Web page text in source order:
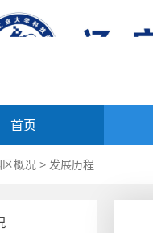
首页
区概况 > 发展历程